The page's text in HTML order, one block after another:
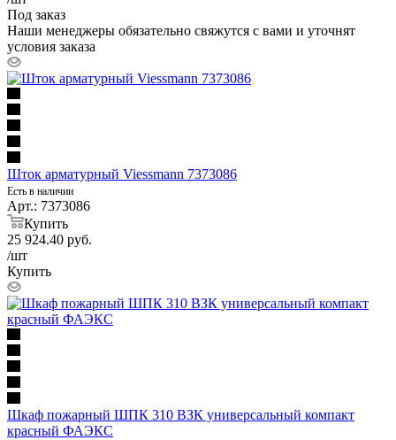
Под заказ
Наши менеджеры обязательно свяжутся с вами и уточнят
условия заказа
Шток арматурный Viessmann 7373086
Есть в наличии
Арт.: 7373086
Купить
25 924.40 руб.
/шт
Купить
Шкаф пожарный ШПК 310 ВЗК универсальный компакт
красный ФАЭКС